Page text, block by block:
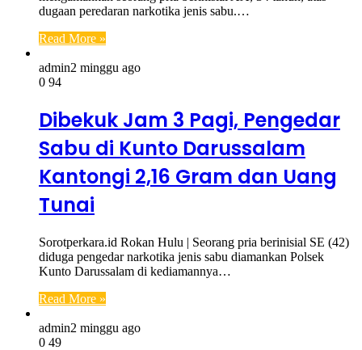
dugaan peredaran narkotika jenis sabu.…
Read More »
admin2 minggu ago
0 94
Dibekuk Jam 3 Pagi, Pengedar
Sabu di Kunto Darussalam
Kantongi 2,16 Gram dan Uang
Tunai
Sorotperkara.id Rokan Hulu | Seorang pria berinisial SE (42)
diduga pengedar narkotika jenis sabu diamankan Polsek
Kunto Darussalam di kediamannya…
Read More »
admin2 minggu ago
0 49